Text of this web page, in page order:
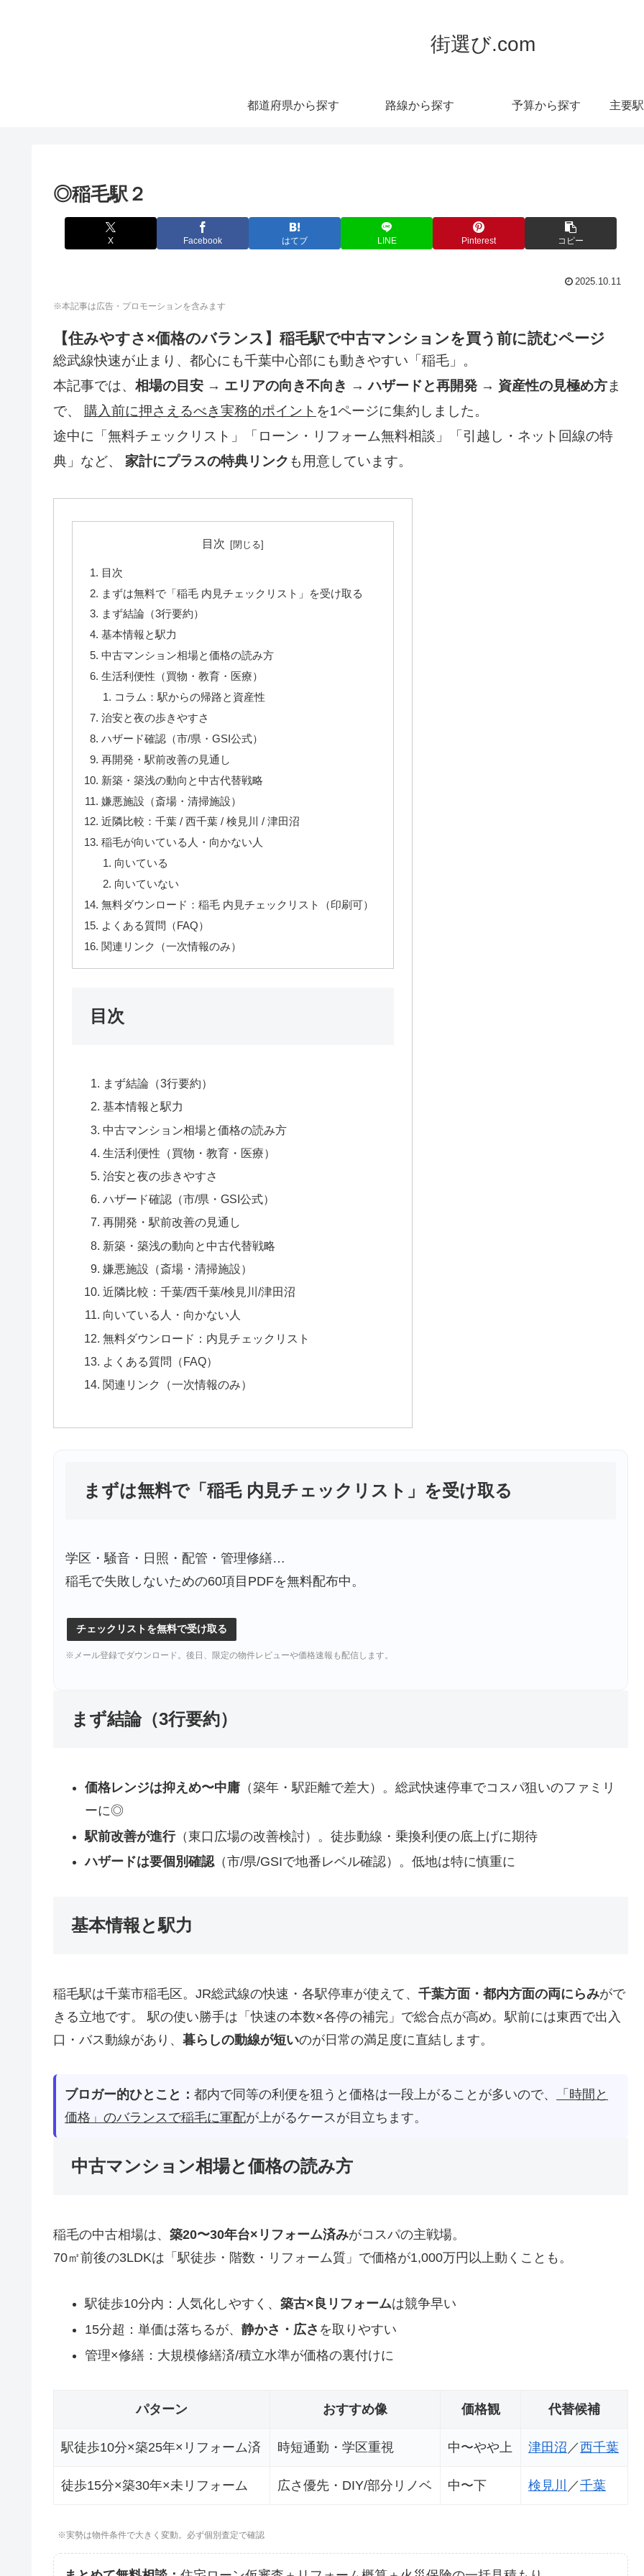
街選び.com
都道府県から探す 路線から探す 予算から探す 主要
◎稲毛駅２
X Facebook はてブ LINE Pinterest コピー
2025.10.11
※本記事は広告・プロモーションを含みます
【住みやすさ×価格のバランス】稲毛駅で中古マンションを買う前に読むページ
総武線快速が止まり、都心にも千葉中心部にも動きやすい「稲毛」。
本記事では、 相場の目安 → エリアの向き不向き → ハザードと再開発 → 資産性の見極め方ま
で、 購入前に押さえるべき実務的ポイント を1ページに集約しました。
途中に「無料チェックリスト」「ローン・リフォーム無料相談」「引越し・ネット回線の特
典」など、 家計にプラスの特典リンク も用意しています。
目次
目次
まずは無料で「稲毛 内見チェックリスト」を受け取る
まず結論（3行要約）
基本情報と駅力
中古マンション相場と価格の読み方
生活利便性（買物・教育・医療）
コラム：駅からの帰路と資産性
治安と夜の歩きやすさ
ハザード確認（市/県・GSI公式）
再開発・駅前改善の見通し
新築・築浅の動向と中古代替戦略
嫌悪施設（斎場・清掃施設）
近隣比較：千葉 / 西千葉 / 検見川 / 津田沼
稲毛が向いている人・向かない人
向いている
向いていない
無料ダウンロード：稲毛 内見チェックリスト（印刷可）
よくある質問（FAQ）
関連リンク（一次情報のみ）
目次
まず結論（3行要約）
基本情報と駅力
中古マンション相場と価格の読み方
生活利便性（買物・教育・医療）
治安と夜の歩きやすさ
ハザード確認（市/県・GSI公式）
再開発・駅前改善の見通し
新築・築浅の動向と中古代替戦略
嫌悪施設（斎場・清掃施設）
近隣比較：千葉/西千葉/検見川/津田沼
向いている人・向かない人
無料ダウンロード：内見チェックリスト
よくある質問（FAQ）
関連リンク（一次情報のみ）
まずは無料で「稲毛 内見チェックリスト」を受け取る
学区・騒音・日照・配管・管理修繕…
稲毛で失敗しないための60項目PDFを無料配布中。
チェックリストを無料で受け取る
※メール登録でダウンロード。後日、限定の物件レビューや価格速報も配信します。
まず結論（3行要約）
価格レンジは抑えめ〜中庸（築年・駅距離で差大）。総武快速停車でコスパ狙いのファミリ
ーに◎
駅前改善が進行（東口広場の改善検討）。徒歩動線・乗換利便の底上げに期待
ハザードは要個別確認（市/県/GSIで地番レベル確認）。低地は特に慎重に
基本情報と駅力
稲毛駅は千葉市稲毛区。JR総武線の快速・各駅停車が使えて、 千葉方面・都内方面の両にらみがで
きる立地です。 駅の使い勝手は「快速の本数×各停の補完」で総合点が高め。駅前には東西で出入
口・バス動線があり、 暮らしの動線が短いのが日常の満足度に直結します。
ブロガー的ひとこと： 都内で同等の利便を狙うと価格は一段上がることが多いので、
「時間と
価格」のバランスで稲毛に軍配が上がるケースが目立ちます。
中古マンション相場と価格の読み方
稲毛の中古相場は、 築20〜30年台×リフォーム済みがコスパの主戦場。
70㎡前後の3LDKは「駅徒歩・階数・リフォーム質」で価格が1,000万円以上動くことも。
駅徒歩10分内：人気化しやすく、 築古×良リフォームは競争早い
15分超：単価は落ちるが、 静かさ・広さ を取りやすい
管理×修繕：大規模修繕済/積立水準が価格の裏付けに
パターン おすすめ像 価格観 代替候補
駅徒歩10分×築25年×リフォーム済 時短通勤・学区重視 中〜やや上 津田沼 ／西千葉
徒歩15分×築30年×未リフォーム 広さ優先・DIY/部分リノベ 中〜下 検見川 ／千葉
※実勢は物件条件で大きく変動。必ず個別査定で確認